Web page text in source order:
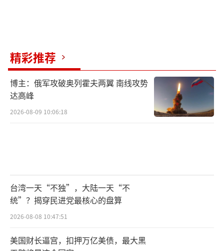
精彩推荐
博主：俄军攻破奥列霍夫两翼 南线攻势
达高峰
2026-08-09 10:06:18
台湾一天“不独”，大陆一天“不
统”？揭穿民进党最核心的盘算
2026-08-08 10:47:51
美国财长逼宫，扣押万亿美债，最大黑